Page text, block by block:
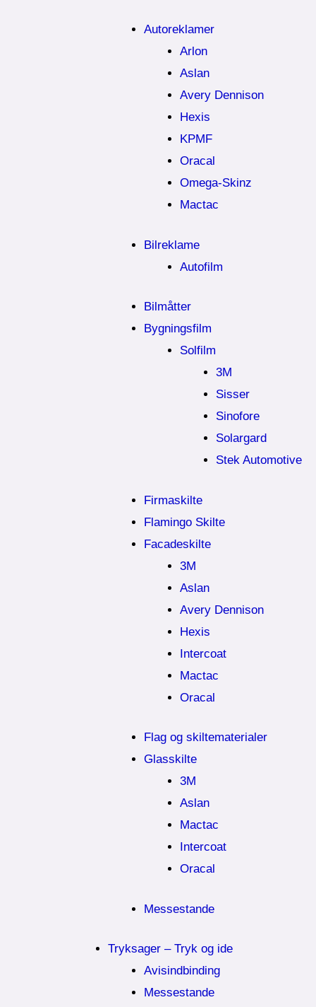
Autoreklamer
Arlon
Aslan
Avery Dennison
Hexis
KPMF
Oracal
Omega-Skinz
Mactac
Bilreklame
Autofilm
Bilmåtter
Bygningsfilm
Solfilm
3M
Sisser
Sinofore
Solargard
Stek Automotive
Firmaskilte
Flamingo Skilte
Facadeskilte
3M
Aslan
Avery Dennison
Hexis
Intercoat
Mactac
Oracal
Flag og skiltematerialer
Glasskilte
3M
Aslan
Mactac
Intercoat
Oracal
Messestande
Tryksager – Tryk og ide
Avisindbinding
Messestande